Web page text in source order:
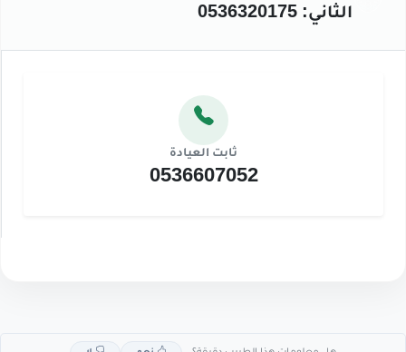
الثاني: 0536320175
ثابت العيادة
0536607052